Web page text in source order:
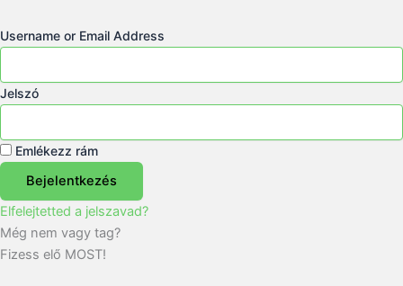
Username or Email Address
Jelszó
Emlékezz rám
Bejelentkezés
Elfelejtetted a jelszavad?
Még nem vagy tag?
Fizess elő MOST!